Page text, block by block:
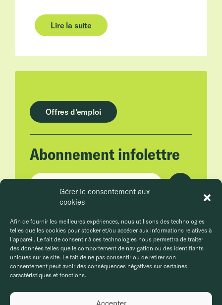
Gérer le consentement aux
cookies
Afin de fournir les meilleures expériences, nous utilisons des technologies
telles que les cookies pour stocker et/ou accéder aux informations relatives à
l'appareil. Le fait de consentir à ces technologies nous permettra de traiter
des données telles que le comportement de navigation ou des identifiants
uniques sur ce site. Le fait de ne pas consentir ou de retirer son
consentement peut avoir des conséquences négatives sur certaines
caractéristiques et fonctions.
Accepter
Lire la suite
Offres d’emploi
Abonnement infolettre
Adresse courriel
politique de confidentialité.